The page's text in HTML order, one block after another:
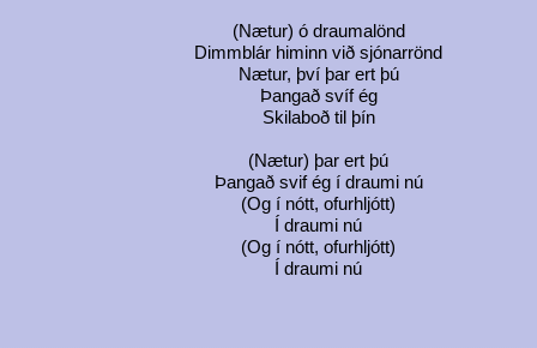
(Nætur) ó draumalönd
Dimmblár himinn við sjónarrönd
Nætur, því þar ert þú
Þangað svíf ég
Skilaboð til þín
(Nætur) þar ert þú
Þangað svif ég í draumi nú
(Og í nótt, ofurhljótt)
Í draumi nú
(Og í nótt, ofurhljótt)
Í draumi nú